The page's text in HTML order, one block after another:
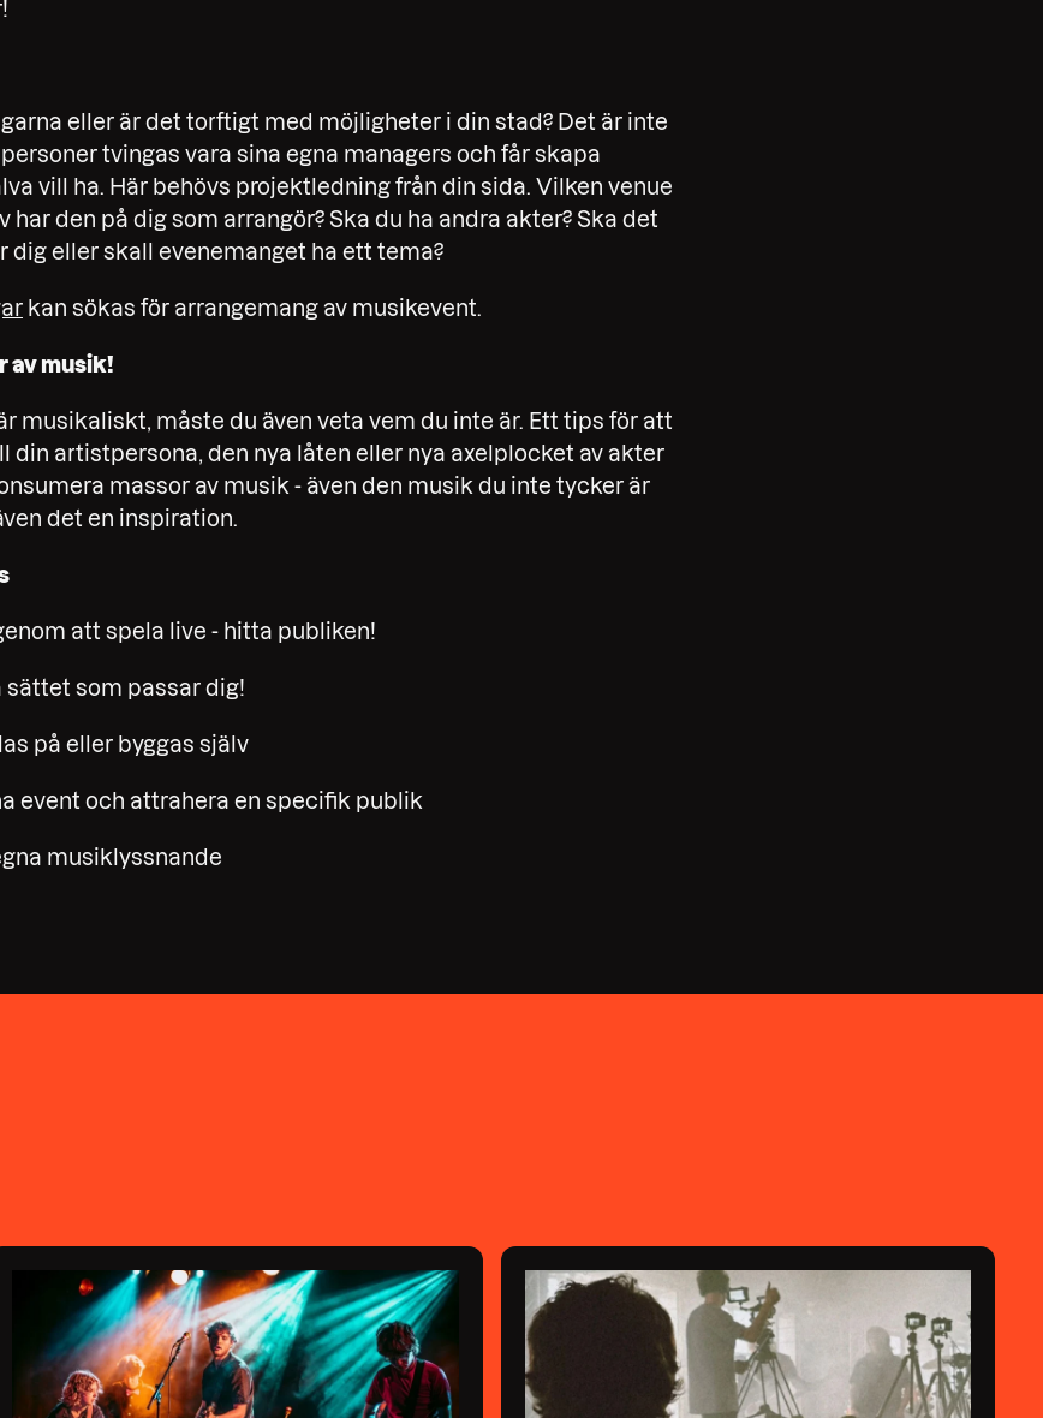
eller är det torftigt med möjligheter i din stad? Det är inte
tvingas vara sina egna managers och får skapa
vill ha. Här behövs projektledning från din sida. Vilken venue
har den på dig som arrangör? Ska du ha andra akter? Ska det
dig eller skall evenemanget ha ett tema?
kan sökas för arrangemang av musikevent.
av musik!
musikaliskt, måste du även veta vem du inte är. Ett tips för att
din artistpersona, den nya låten eller nya axelplocket av akter
massor av musik - även den musik du inte tycker är
det en inspiration.
att spela live - hitta publiken!
sättet som passar dig!
på eller byggas själv
event och attrahera en specifik publik
musiklyssnande